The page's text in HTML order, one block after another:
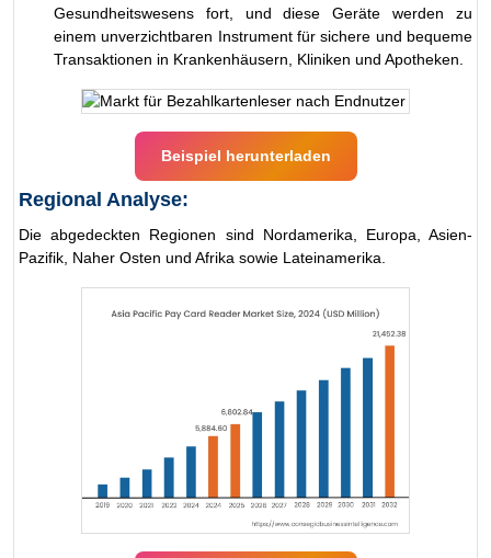
Gesundheitswesens fort, und diese Geräte werden zu
einem unverzichtbaren Instrument für sichere und bequeme
Transaktionen in Krankenhäusern, Kliniken und Apotheken.
Beispiel herunterladen
Regional Analyse:
Die abgedeckten Regionen sind Nordamerika, Europa, Asien-
Pazifik, Naher Osten und Afrika sowie Lateinamerika.